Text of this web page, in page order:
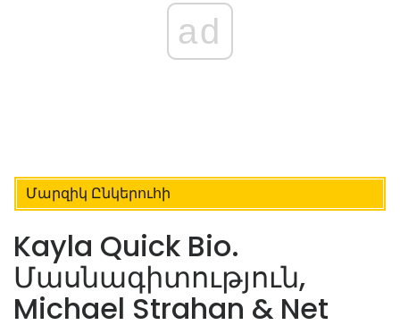
ad
Մարզիկ Ընկերուհի
Kayla Quick Bio.
Մասնագիտություն,
Michael Strahan & Net